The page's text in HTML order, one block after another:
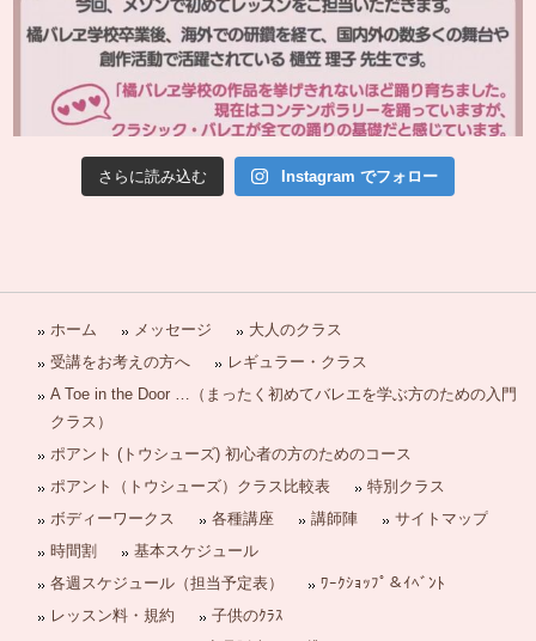
さらに読み込む Instagram でフォロー
ホーム メッセージ
大人のクラス
受講をお考えの方へ
レギュラー・クラス
A Toe in the Door …（まったく初めてバレエを学ぶ方のための入門
クラス）
ポアント (トウシューズ) 初心者の方のためのコース
ポアント（トウシューズ）クラス比較表
特別クラス
ボディーワークス
各種講座 講師陣
サイトマップ
時間割
基本スケジュール
各週スケジュール（担当予定表）
ﾜｰｸｼｮｯﾌﾟ＆ｲﾍﾞﾝﾄ
レッスン料・規約
子供のｸﾗｽ